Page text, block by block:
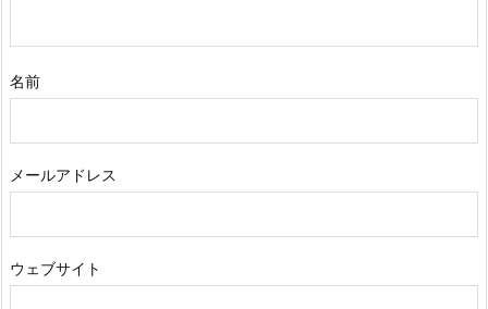
名前
メールアドレス
ウェブサイト